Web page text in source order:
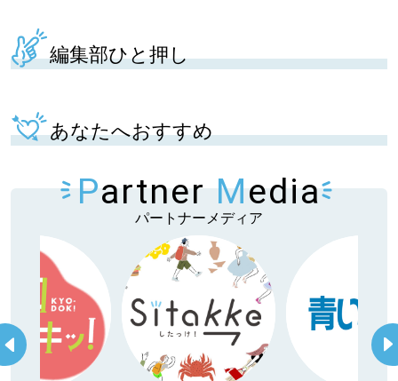
編集部ひと押し
あなたへおすすめ
Partner Media
パートナーメディア